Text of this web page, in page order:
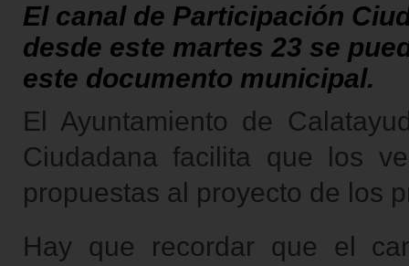
El canal de Participación
desde este martes 23 se
este documento municipal.
El Ayuntamiento de
Ciudadana facilita que los
propuestas al proyecto de los
Hay que recordar que el